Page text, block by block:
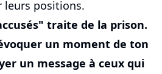
leurs positions.
traite de la prison.
un moment de ton
un message à ceux qui